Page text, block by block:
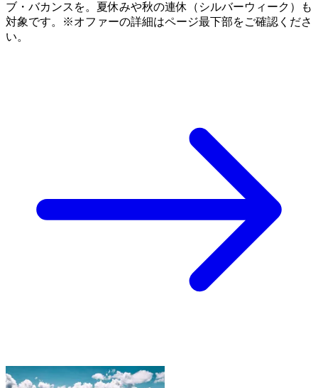
ブ・バカンスを。夏休みや秋の連休（シルバーウィーク）も
対象です。※オファーの詳細はページ最下部をご確認くださ
い。